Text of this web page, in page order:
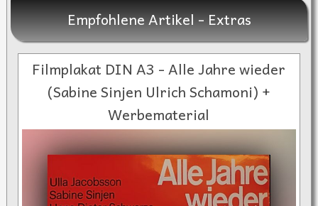
Empfohlene Artikel - Extras
Filmplakat DIN A3 - Alle Jahre wieder
(Sabine Sinjen Ulrich Schamoni) +
Werbematerial